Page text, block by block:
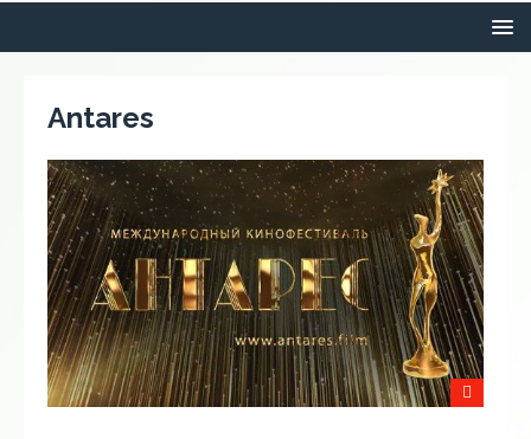
Antares